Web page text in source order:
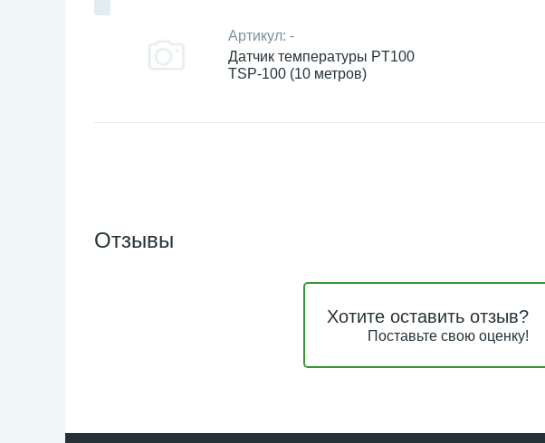
Артикул: -
Датчик температуры PT100
TSP-100 (10 метров)
Отзывы
Хотите оставить отзыв?
Поставьте свою оценку!